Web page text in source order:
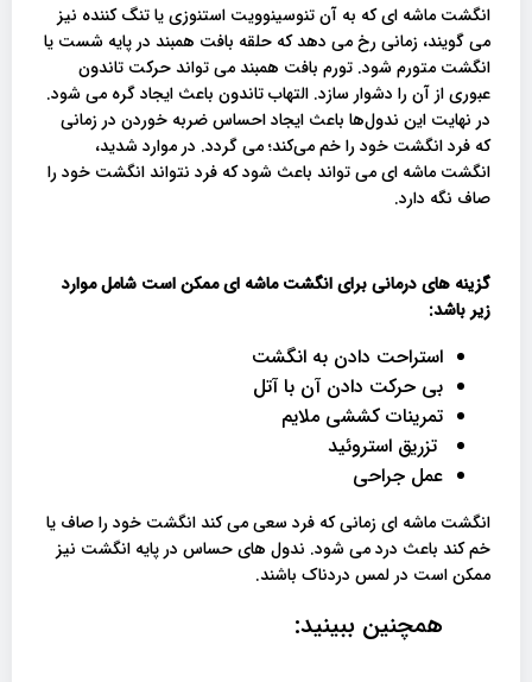
انگشت ماشه ای که به آن تنوسینوویت استنوزی یا تنگ کننده نیز
می گویند، زمانی رخ می دهد که حلقه بافت همبند در پایه شست یا
انگشت متورم شود. تورم بافت همبند می تواند حرکت تاندون
عبوری از آن را دشوار سازد. التهاب تاندون باعث ایجاد گره می شود.
در نهایت این ندول‌ها باعث ایجاد احساس ضربه خوردن در زمانی
که فرد انگشت خود را خم می‌کند؛ می گردد. در موارد شدید،
انگشت ماشه ای می تواند باعث شود که فرد نتواند انگشت خود را
صاف نگه دارد.
گزینه های درمانی برای انگشت ماشه ای ممکن است شامل موارد
زیر باشد:
استراحت دادن به انگشت
بی حرکت دادن آن با آتل
تمرینات کششی ملایم
تزریق استروئید
عمل جراحی
انگشت ماشه ای زمانی که فرد سعی می کند انگشت خود را صاف یا
خم کند باعث درد می شود. ندول های حساس در پایه انگشت نیز
ممکن است در لمس دردناک باشند.
همچنین ببینید: